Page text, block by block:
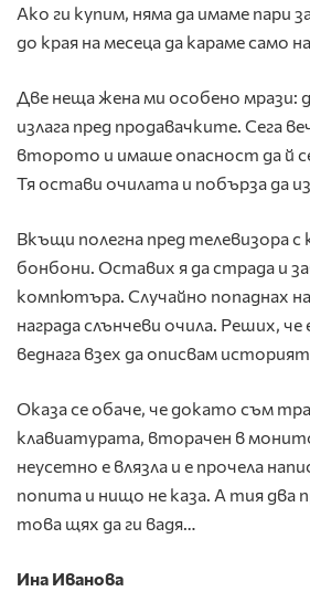
Ако ги купим, няма да имаме пари
до края на месеца да караме само на
Две неща жена ми особено мрази:
излага пред продавачките. Сега
второто и имаше опасност да й
Тя остави очилата и побърза да
Вкъщи полегна пред телевизора
бонбони. Оставих я да страда и
компютъра. Случайно попаднах на
награда слънчеви очила. Реших, че
веднага взех да описвам
Оказа се обаче, че докато съм
клавиатурата, вторачен в
неусетно е влязла и е прочела
попита и нищо не каза. А тия два
това щях да ги вадя…
Ина Иванова